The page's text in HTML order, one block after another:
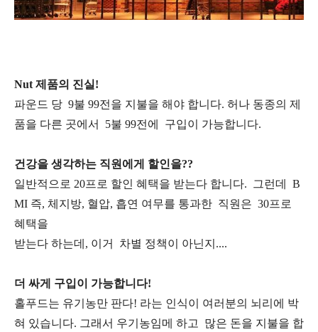
Nut 제품의 진실!
파운드 당 9불 99전을 지불을 해야 합니다. 허나 동종의 제
품을 다른 곳에서 5불 99전에 구입이 가능합니다.
건강을 생각하는 직원에게 할인을??
일반적으로 20프로 할인 혜택을 받는다 합니다. 그런데 B
MI 즉, 체지방, 혈압, 흡연 여무를 통과한 직원은 30프로
혜택을
받는다 하는데, 이거 차별 정책이 아닌지....
더 싸게 구입이 가능합니다!
홀푸드는 유기농만 판다! 라는 인식이 여러분의 뇌리에 박
혀 있습니다. 그래서 우기농임메 하고 많은 돈을 지불을 합